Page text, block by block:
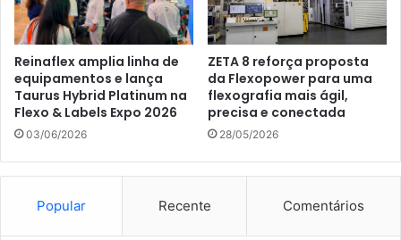
Reinaflex amplia linha de
equipamentos e lança
Taurus Hybrid Platinum na
Flexo & Labels Expo 2026
03/06/2026
ZETA 8 reforça proposta
da Flexopower para uma
flexografia mais ágil,
precisa e conectada
28/05/2026
Popular Recente Comentários